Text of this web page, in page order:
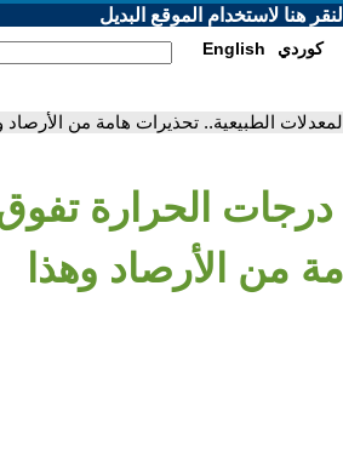
هنا لاستخدام الموقع البديل
English كوردي
الطبيعية.. تحذيرات هامة من الأرصاد
الحرارة
من الأرصاد وهذا